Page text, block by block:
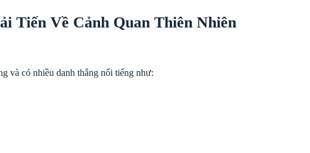
Tiến Về Cảnh Quan Thiên Nhiên
và có nhiều danh thắng nổi tiếng như: